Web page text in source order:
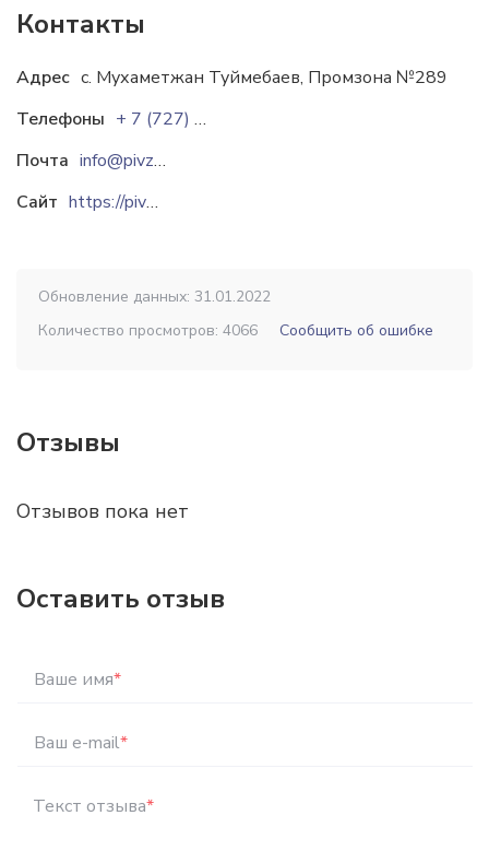
Контакты
Адрес с. Мухаметжан Туймебаев, Промзона №289
Телефоны
+ 7 (727) 3210000
Почта
info@pivzavod1.kz
Сайт
https://pivzavod1.kz
Обновление данных: 31.01.2022
Количество просмотров: 4066
Сообщить об ошибке
Отзывы
Отзывов пока нет
Оставить отзыв
Ваше имя*
Ваш e-mail*
Текст отзыва*